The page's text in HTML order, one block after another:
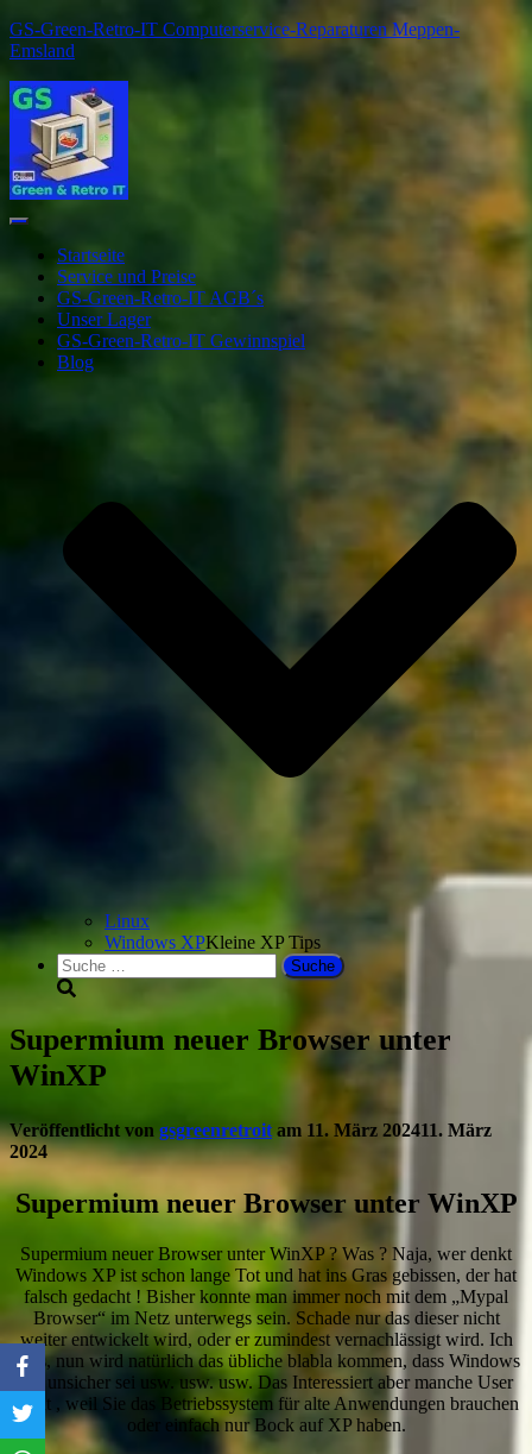
GS-Green-Retro-IT Computerservice-Reparaturen Meppen-
Emsland
Navigation
umschaltenStartseite
Service und Preise
GS-Green-Retro-IT AGB´s
Unser Lager
GS-Green-Retro-IT Gewinnspiel
Blog
Linux
Windows XPKleine XP Tips
Suche
nach:
Supermium neuer Browser unter
WinXP
Veröffentlicht von gsgreenretroit am 11. März 202411. März
2024
Supermium neuer Browser unter WinXP
Supermium neuer Browser unter WinXP ? Was ? Naja, wer denkt
Windows XP ist schon lange Tot und hat ins Gras gebissen, der hat
falsch gedacht ! Bisher konnte man immer noch mit dem „Mypal
Browser“ im Netz unterwegs sein. Schade nur das dieser nicht
weiter entwickelt wird, oder er zumindest vernachlässigt wird. Ich
weis, nun wird natürlich das übliche blabla kommen, dass Windows
XP unsicher sei usw. usw. usw. Das Interessiert aber manche User
nicht , weil Sie das Betriebssystem für alte Anwendungen brauchen
oder einfach nur Bock auf XP haben.